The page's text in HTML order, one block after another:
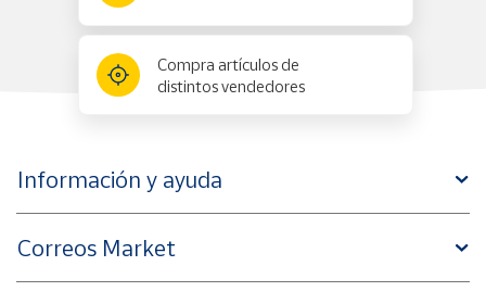
Compra artículos de
distintos vendedores
Información y ayuda
Correos Market